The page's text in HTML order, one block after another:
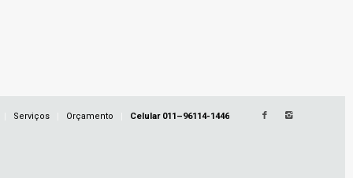
Serviços Orçamento Celular 011–96114-1446